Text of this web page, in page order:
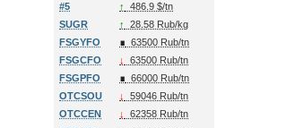
#5
↑
486.9 $/tn
SUGR
↑
28.58 Rub/kg
FSGYFO
∎ 63500 Rub/tn
FSGCFO
↓
63500 Rub/tn
FSGPFO
∎ 66000 Rub/tn
OTCSOU
↓
59046 Rub/tn
OTCCEN
↓
62358 Rub/tn